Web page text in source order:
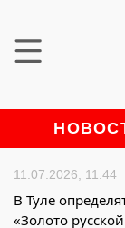
11.07.2026, 11:44
В Туле
«Золото